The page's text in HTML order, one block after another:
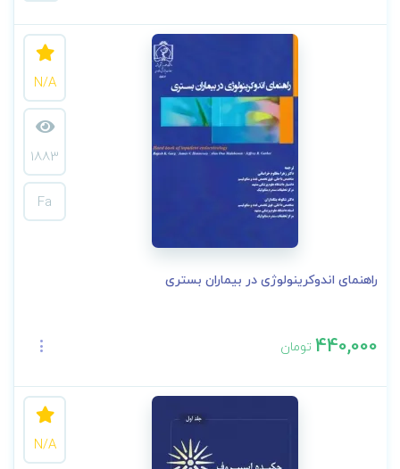
N/A
1883
Fa
راهنمای اندوکرینولوژی در بیماران بستری
440,000تومان
N/A